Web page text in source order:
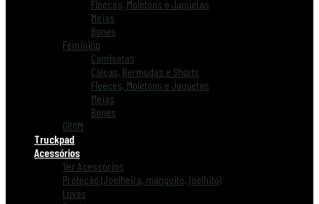
Fleeces, Moletons e Jaquetas
Meias
Bonés
Feminino
Camisetas
Calças, Bermudas e Shorts
Fleeces, Moletons e Jaquetas
Meias
Bonés
GROM
Truckpad
Acessórios
Ver Acessórios
Proteção (Joelheira, manguito, joelhito)
Luvas